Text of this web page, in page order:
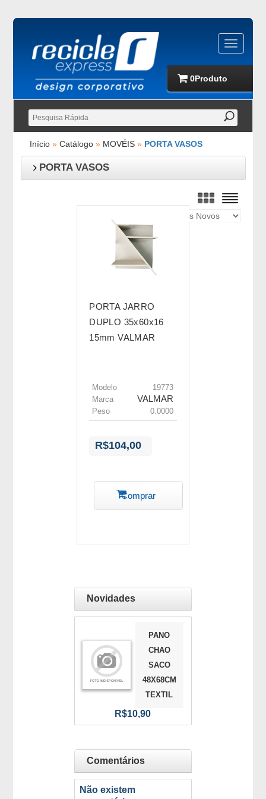
0Produto
Início» Catálogo» MOVÉIS» PORTA VASOS
PORTA VASOS
PORTA JARRO
DUPLO 35x60x16
15mm VALMAR
Modelo
19773
Marca
VALMAR
Peso 0.0000
R$104,00
Comprar
Novidades
PANO
CHAO
SACO
48X68CM
TEXTIL
R$10,90
Comentários
Não existem